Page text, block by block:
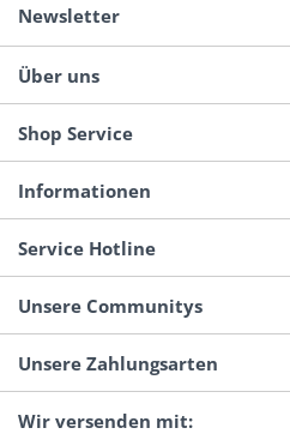
Newsletter
Über uns
Shop Service
Informationen
Service Hotline
Unsere Communitys
Unsere Zahlungsarten
Wir versenden mit: